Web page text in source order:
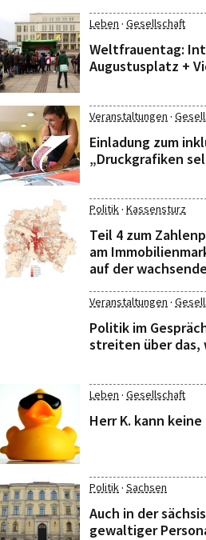
Leben · Gesellschaft
Weltfrauentag:
Augustusplatz +
Veranstaltungen ·
Einladung zum
„Druckgrafiken
Politik· Kassensturz
Teil 4 zum
am
auf der
Veranstaltungen ·
Politik im
streiten über das,
Leben · Gesellschaft
Herr K. kann
Politik· Sachsen
Auch in der
gewaltiger